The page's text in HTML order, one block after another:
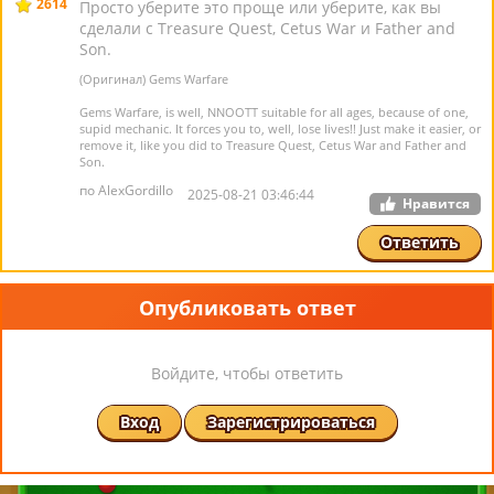
2614
Просто уберите это проще или уберите, как вы
сделали с Treasure Quest, Cetus War и Father and
Son.
(Оригинал) Gems Warfare
Gems Warfare, is well, NNOOTT suitable for all ages, because of one,
supid mechanic. It forces you to, well, lose lives!! Just make it easier, or
remove it, like you did to Treasure Quest, Cetus War and Father and
Son.
по AlexGordillo 2025-08-21 03:46:44 Нравится
Ответить
Опубликовать ответ
Войдите, чтобы ответить
Вход Зарегистрироваться